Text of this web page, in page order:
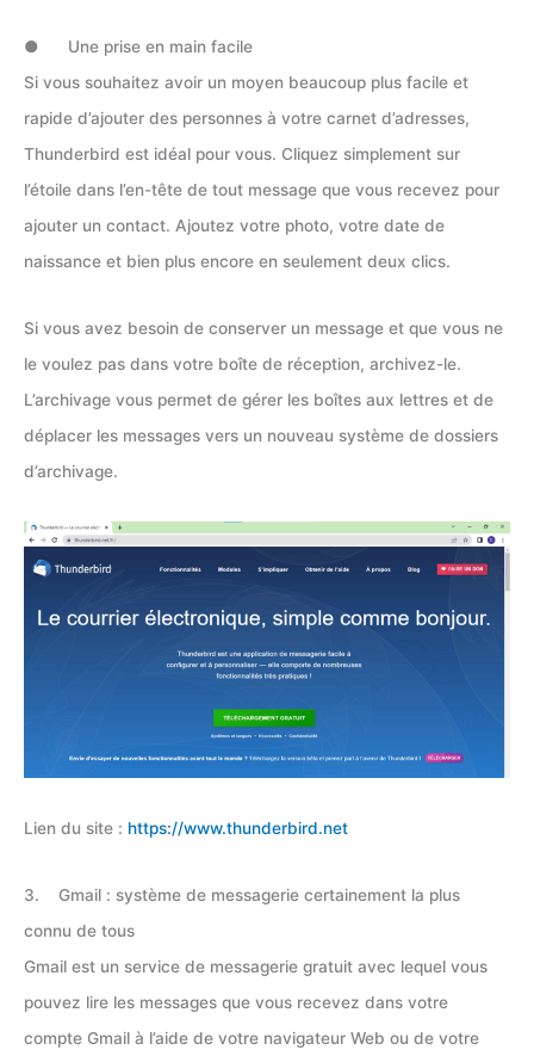
● Une prise en main facile
Si vous souhaitez avoir un moyen beaucoup plus facile et
rapide d’ajouter des personnes à votre carnet d’adresses,
Thunderbird est idéal pour vous. Cliquez simplement sur
l’étoile dans l’en-tête de tout message que vous recevez pour
ajouter un contact. Ajoutez votre photo, votre date de
naissance et bien plus encore en seulement deux clics.
Si vous avez besoin de conserver un message et que vous ne
le voulez pas dans votre boîte de réception, archivez-le.
L’archivage vous permet de gérer les boîtes aux lettres et de
déplacer les messages vers un nouveau système de dossiers
d’archivage.
Lien du site : https://www.thunderbird.net
3. Gmail : système de messagerie certainement la plus
connu de tous
Gmail est un service de messagerie gratuit avec lequel vous
pouvez lire les messages que vous recevez dans votre
compte Gmail à l’aide de votre navigateur Web ou de votre